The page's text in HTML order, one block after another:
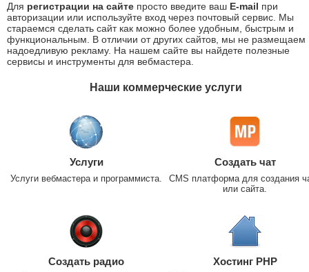
Для регистрации на сайте просто введите ваш E-mail при
авторизации или используйте вход через почтовый сервис. Мы
стараемся сделать сайт как можно более удобным, быстрым и
функциональным. В отличии от других сайтов, мы не размещаем
надоедливую рекламу. На нашем сайте вы найдете полезные
сервисы и инструменты для вебмастера.
Наши коммерческие услуги
Услуги
Услуги вебмастера и программиста.
Создать чат
CMS платформа для создания
или сайта.
Создать радио Хостинг PHP